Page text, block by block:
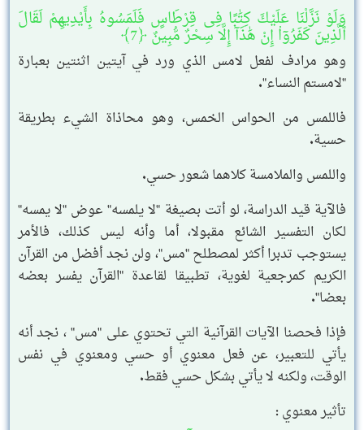
وَلَوْ نَزَّلْنَا عَلَيْكَ كِتَٰبًا فِى قِرْطَاسٍ فَلَمَسُوهُ بِأَيْدِيهِمْ لَقَالَ
ٱلَّذِينَ كَفَرُوٓا۟ إِنْ هَٰذَآ إِلَّا سِحْرٌ مُّبِينٌ ﴿7﴾
وهو مرادف لفعل لامس الذي ورد في آيتين اثنتين بعبارة
"لامستم النساء".
فاللمس من الحواس الخمس، وهو محاذاة الشيء بطريقة
حسية.
واللمس والملامسة كلاهما شعور حسي.
فالآية قيد الدراسة، لو أتت بصيغة "لا يلمسه" عوض "لا يمسه"
لكان التفسير الشائع مقبولا، أما وأنه ليس كذلك، فالأمر
يستوجب تدبرا أكثر لمصطلح "مس"، ولن نجد أفضل من القرآن
الكريم كمرجعية لغوية، تطبيقا لقاعدة "القرآن يفسر بعضه
بعضا".
فإذا فحصنا الآيات القرآنية التي تحتوي على "مس" ، نجد أنه
يأتي للتعبير، عن فعل معنوي أو حسي ومعنوي في نفس
الوقت، ولكنه لا يأتي بشكل حسي فقط.
تأثير معنوي :